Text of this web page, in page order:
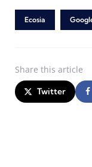
Ecosia
Share this article
Twitter